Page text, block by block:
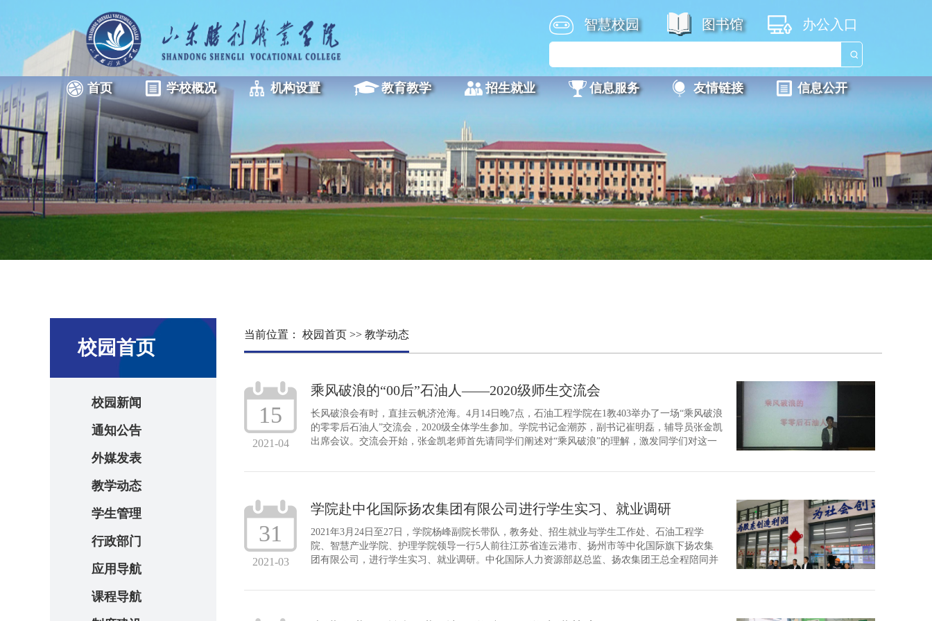
智慧校园 图书馆 办公入口
首页 学校概况 机构设置 教育教学 招生就业 信息服务 友情链接 信息公开
校园首页
校园新闻
通知公告
外媒发表
教学动态
学生管理
行政部门
应用导航
课程导航
当前位置： 校园首页 >> 教学动态
15
2021-04
乘风破浪的“00后”石油人——2020级师生交流会
长风破浪会有时，直挂云帆济沧海。4月14日晚7点，石油工程学院在1教403举办了一场“乘风破浪
的零零后石油人”交流会，2020级全体学生参加。学院书记金潮苏，副书记崔明磊，辅导员张金凯
出席会议。交流会开始，张金凯老师首先请同学们阐述对“乘风破浪”的理解，激发同学们对这一
31
2021-03
学院赴中化国际扬农集团有限公司进行学生实习、就业调研
2021年3月24日至27日，学院杨峰副院长带队，教务处、招生就业与学生工作处、石油工程学
院、智慧产业学院、护理学院领导一行5人前往江苏省连云港市、扬州市等中化国际旗下扬农集
团有限公司，进行学生实习、就业调研。中化国际人力资源部赵总监、扬农集团王总全程陪同并